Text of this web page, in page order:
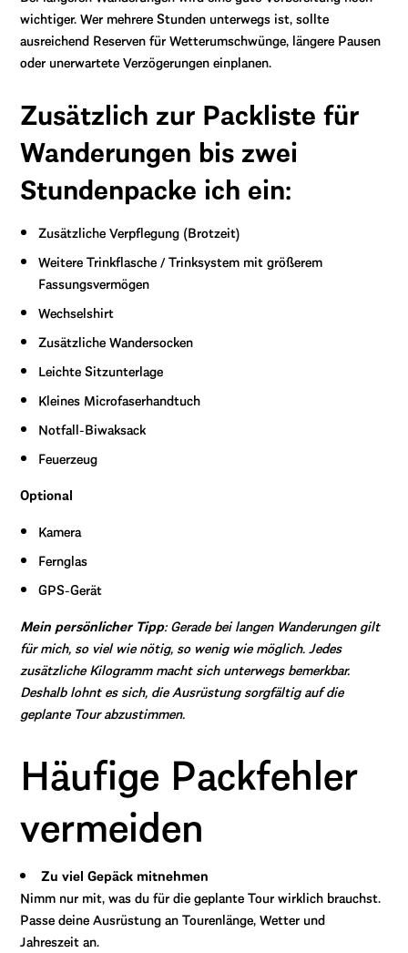
wichtiger. Wer mehrere Stunden unterwegs ist, sollte
ausreichend Reserven für Wetterumschwünge, längere Pausen
oder unerwartete Verzögerungen einplanen.
Zusätzlich zur Packliste für
Wanderungen bis zwei
Stundenpacke ich ein:
Zusätzliche Verpflegung (Brotzeit)
Weitere Trinkflasche / Trinksystem mit größerem
Fassungsvermögen
Wechselshirt
Zusätzliche Wandersocken
Leichte Sitzunterlage
Kleines Microfaserhandtuch
Notfall-Biwaksack
Feuerzeug
Optional
Kamera
Fernglas
GPS-Gerät
Mein persönlicher Tipp: Gerade bei langen Wanderungen gilt
für mich, so viel wie nötig, so wenig wie möglich. Jedes
zusätzliche Kilogramm macht sich unterwegs bemerkbar.
Deshalb lohnt es sich, die Ausrüstung sorgfältig auf die
geplante Tour abzustimmen.
Häufige Packfehler
vermeiden
Zu viel Gepäck mitnehmen
Nimm nur mit, was du für die geplante Tour wirklich brauchst.
Passe deine Ausrüstung an Tourenlänge, Wetter und
Jahreszeit an.